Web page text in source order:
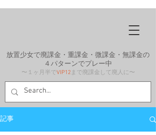
放置少女で廃課金・重課金・微課金・無課金の
４パターンでプレー中
〜１ヶ月半でVIP12まで廃課金して廃人に〜
記事